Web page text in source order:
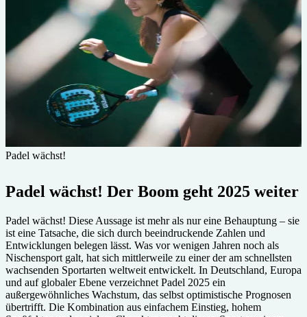
Padel wächst!
Padel wächst! Der Boom geht 2025 weiter
Padel wächst! Diese Aussage ist mehr als nur eine Behauptung – sie
ist eine Tatsache, die sich durch beeindruckende Zahlen und
Entwicklungen belegen lässt. Was vor wenigen Jahren noch als
Nischensport galt, hat sich mittlerweile zu einer der am schnellsten
wachsenden Sportarten weltweit entwickelt. In Deutschland, Europa
und auf globaler Ebene verzeichnet Padel 2025 ein
außergewöhnliches Wachstum, das selbst optimistische Prognosen
übertrifft. Die Kombination aus einfachem Einstieg, hohem